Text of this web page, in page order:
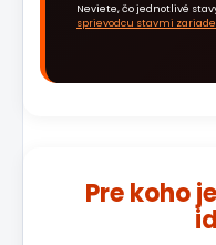
Neviete, čo jednotlivé
sprievodcu stavmi
Pre koho